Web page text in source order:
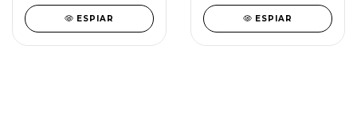
ESPIAR ESPIAR